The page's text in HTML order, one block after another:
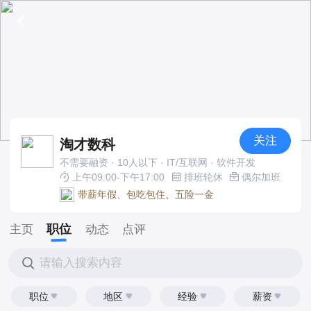
淘才数科 关注
不需要融资 · 10人以下 · IT/互联网 · 软件开发
上午09:00-下午17:00
排班轮休
偶尔加班
带薪年假、包吃包住、五险一金
主页 职位 动态 点评
请输入搜索内容
职位 地区 经验 薪资